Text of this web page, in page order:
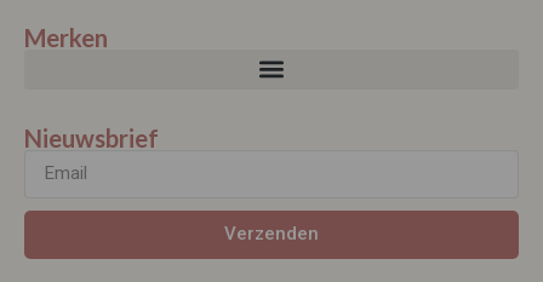
Merken
Nieuwsbrief
Verzenden